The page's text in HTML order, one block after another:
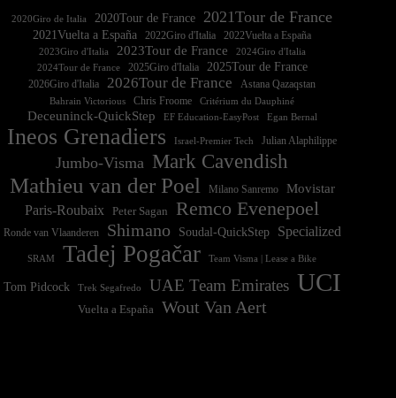
2020Giro de Italia 2020Tour de France 2021Tour de France
2021Vuelta a España 2022Vuelta a España
2023Giro d'Italia 2023Tour de France
2024Tour de France
2025Giro d'Italia 2025Tour de France
2026Giro d'Italia 2026Tour de France Astana Qazaqstan
Bahrain Victorious Chris Froome Critérium du Dauphiné
Deceuninck-QuickStep EF Education-EasyPost Egan Bernal
Ineos Grenadiers Israel-Premier Tech Julian Alaphilippe
Jumbo-Visma Mark Cavendish
Mathieu van der Poel Milano Sanremo
Movistar
Paris-Roubaix
Peter Sagan Remco Evenepoel
Ronde van Vlaanderen Shimano Soudal-QuickStep Specialized
SRAM Tadej Pogačar Team Visma | Lease a Bike
Tom Pidcock Trek Segafredo UAE Team Emirates UCI
Vuelta a España Wout Van Aert